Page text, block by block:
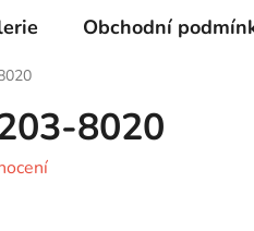
KOŠÍK
Obchodní
8020